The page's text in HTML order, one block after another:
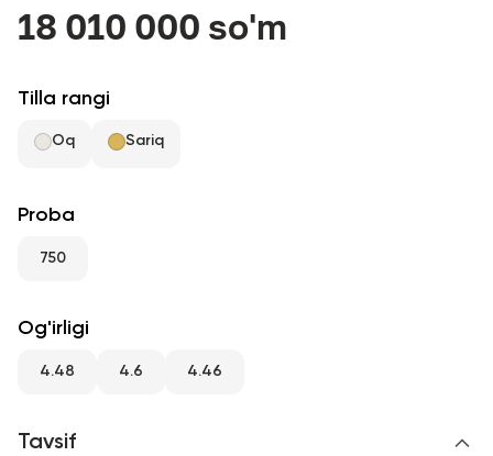
Do'kon topish
Sevimli
+998 71 205 22 22
18 010 000 so'm
Tilla rangi
Oq Sariq
Proba
750
Og'irligi
4.48 4.6 4.46
Tavsif